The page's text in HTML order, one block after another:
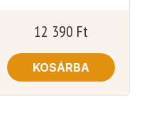
12 390 Ft
KOSÁRBA